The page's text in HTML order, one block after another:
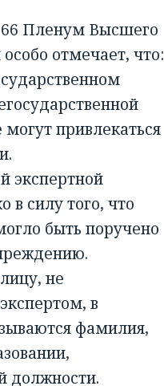
66 Пленум Высшего
отмечает, что:
привлекаться
экспертной
в силу того, что
быть поручено
не
в
фамилия,
должности.